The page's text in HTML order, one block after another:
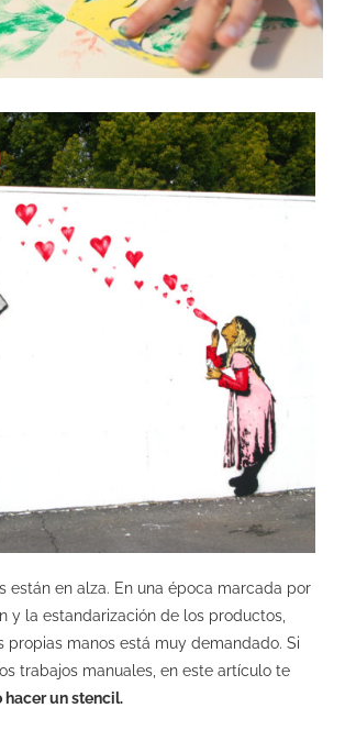
están en alza. En una época marcada por
y la estandarización de los productos,
propias manos está muy demandado. Si
trabajos manuales, en este artículo te
hacer un stencil.